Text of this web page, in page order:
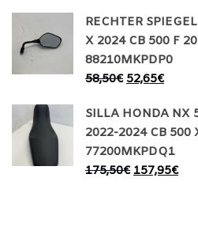
RECHTER
X 2024 CB 500 F
88210MKPDP0
58,50€ 52,65€
SILLA HONDA NX
2022-2024 CB 500
77200MKPDQ1
175,50€ 157,95€